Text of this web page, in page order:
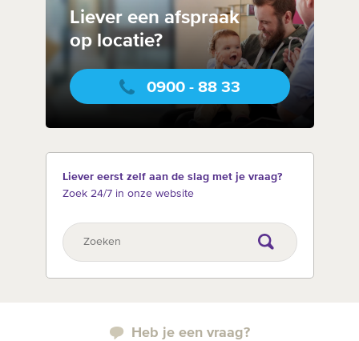
Liever een afspraak
op locatie?
0900 - 88 33
Liever eerst zelf aan de slag met je vraag?
Zoek 24/7 in onze website
Heb je een vraag?